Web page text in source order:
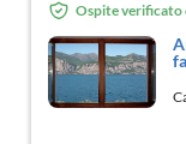
Ospite verificato